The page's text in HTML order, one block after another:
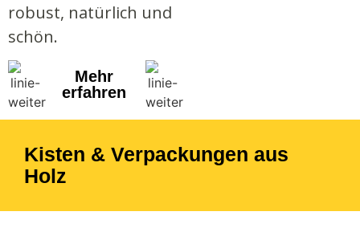
Mehr
erfahren
robust, natürlich und
schön.
Kisten & Verpackungen aus
Holz